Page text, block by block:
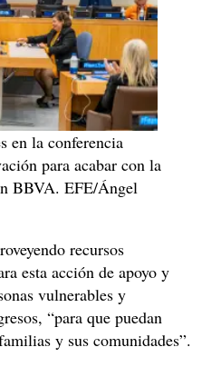
en la conferencia
para acabar con la
BBVA. EFE/Ángel
recursos
esta acción de apoyo y
vulnerables y
“para que puedan
y sus comunidades”.